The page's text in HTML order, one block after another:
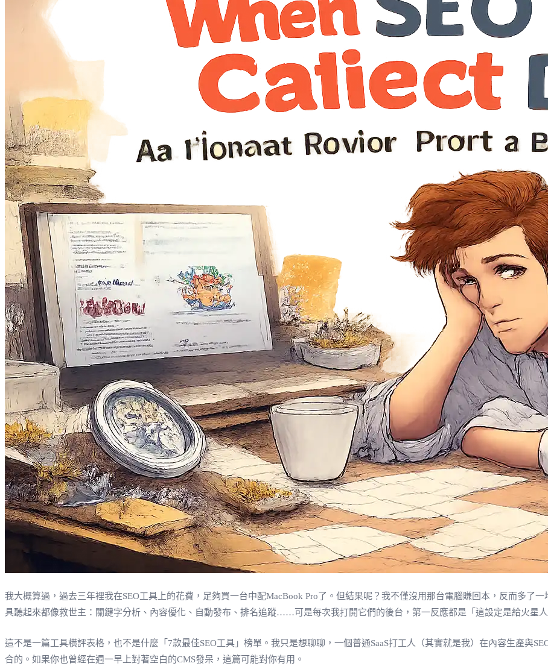
我大概算過，過去三年裡我在SEO工具上的花費，足夠買一台中配MacBook Pro了。但結果呢？我不僅沒用那台電腦賺回本，反而多了
具聽起來都像救世主：關鍵字分析、內容優化、自動發布、排名追蹤……可是每次我打開它們的後台，第一反應都是「這設定是給火星人
這不是一篇工具橫評表格，也不是什麼「7款最佳SEO工具」榜單。我只是想聊聊，一個普通SaaS打工人（其實就是我）在內容生產與
合的。如果你也曾經在週一早上對著空白的CMS發呆，這篇可能對你有用。